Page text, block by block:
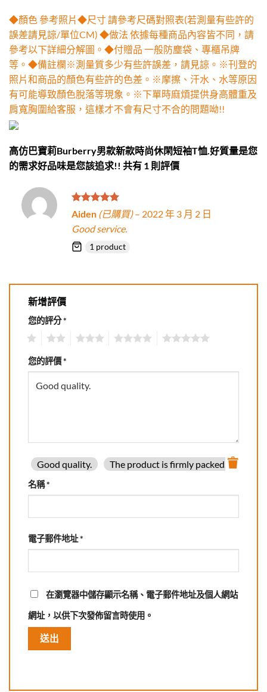
◆顏色 參考照片◆尺寸 請參考尺碼對照表(若測量有些許的
誤差請見諒/單位CM) ◆做法 依據每種商品內容皆不同，請
參考以下詳細分解圖。◆付贈品 一般防塵袋、專櫃吊牌
等。◆備註欄※測量質多少有些許誤差，請見諒。※刊登的
照片和商品的顏色有些許的色差。※摩擦、汗水、水等原因
有可能導致顏色脫落等現象。※下單時麻煩提供身高體重及
肩寬胸圍給客服，這樣才不會有尺寸不合的問題呦!!
高仿巴寶莉Burberry男款新款時尚休閑短袖T恤.好質量是您
的需求好品味是您該追求!! 共有 1 則評價
評分5滿
分 5
Aiden (已購買) – 2022 年 3 月 2 日
Good service.
1 product
新增評價
您的評分*
您的評價*
Good quality. The product is firmly packed.
名稱*
電子郵件地址*
在瀏覽器中儲存顯示名稱、電子郵件地址及個人網站
網址，以供下次發佈留言時使用。